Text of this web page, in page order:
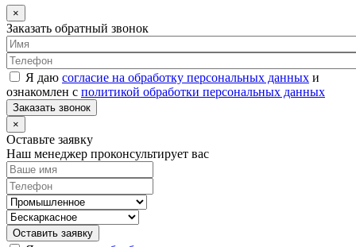
×
Заказать обратный звонок
Я даю согласие на обработку персональных данных и
ознакомлен с политикой обработки персональных данных
Заказать звонок
×
Оставьте заявку
Наш менеджер проконсультирует вас
Оставить заявку